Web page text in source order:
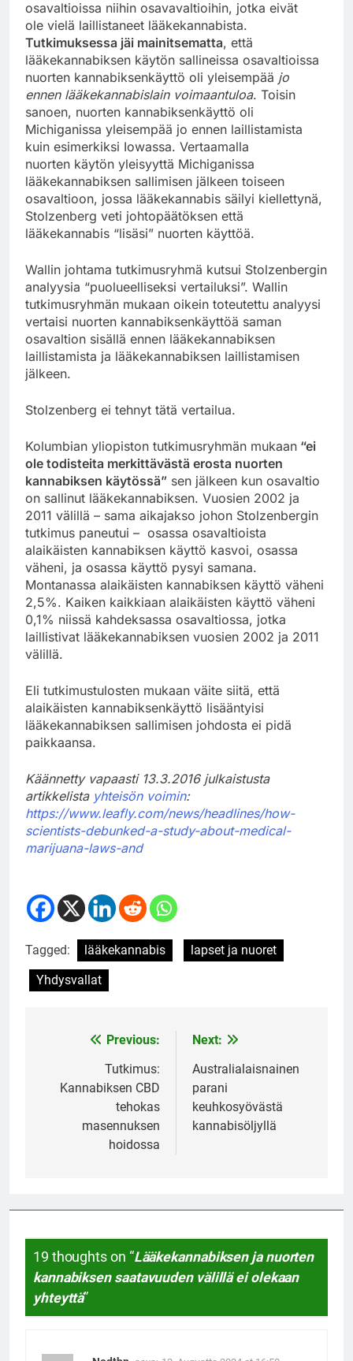
osavaltioissa niihin osavavaltioihin, jotka eivät
ole vielä laillistaneet lääkekannabista.
Tutkimuksessa jäi mainitsematta, että
lääkekannabiksen käytön sallineissa osavaltioissa
nuorten kannabiksenkäyttö oli yleisempää jo
ennen lääkekannabislain voimaantuloa. Toisin
sanoen, nuorten kannabiksenkäyttö oli
Michiganissa yleisempää jo ennen laillistamista
kuin esimerkiksi Iowassa. Vertaamalla
nuorten käytön yleisyyttä Michiganissa
lääkekannabiksen sallimisen jälkeen toiseen
osavaltioon, jossa lääkekannabis säilyi kiellettynä,
Stolzenberg veti johtopäätöksen että
lääkekannabis “lisäsi” nuorten käyttöä.
Wallin johtama tutkimusryhmä kutsui Stolzenbergin
analyysia “puolueelliseksi vertailuksi”. Wallin
tutkimusryhmän mukaan oikein toteutettu analyysi
vertaisi nuorten kannabiksenkäyttöä saman
osavaltion sisällä ennen lääkekannabiksen
laillistamista ja lääkekannabiksen laillistamisen
jälkeen.
Stolzenberg ei tehnyt tätä vertailua.
Kolumbian yliopiston tutkimusryhmän mukaan “ei
ole todisteita merkittävästä erosta nuorten
kannabiksen käytössä” sen jälkeen kun osavaltio
on sallinut lääkekannabiksen. Vuosien 2002 ja
2011 välillä – sama aikajakso johon Stolzenbergin
tutkimus paneutui – osassa osavaltioista
alaikäisten kannabiksen käyttö kasvoi, osassa
väheni, ja osassa käyttö pysyi samana.
Montanassa alaikäisten kannabiksen käyttö väheni
2,5%. Kaiken kaikkiaan alaikäisten käyttö väheni
0,1% niissä kahdeksassa osavaltiossa, jotka
laillistivat lääkekannabiksen vuosien 2002 ja 2011
välillä.
Eli tutkimustulosten mukaan väite siitä, että
alaikäisten kannabiksenkäyttö lisääntyisi
lääkekannabiksen sallimisen johdosta ei pidä
paikkaansa.
Käännetty vapaasti 13.3.2016 julkaistusta
artikkelista yhteisön voimin:
https://www.leafly.com/news/headlines/how-
scientists-debunked-a-study-about-medical-
marijuana-laws-and
Tagged: lääkekannabis
lapset ja nuoret
Yhdysvallat
navigation
Previous:
Tutkimus:
Kannabiksen CBD
tehokas
masennuksen
hoidossa
Next:
Australialaisnainen
parani
keuhkosyövästä
kannabisöljyllä
19 thoughts on “Lääkekannabiksen ja nuorten
kannabiksen saatavuuden välillä ei olekaan
yhteyttä”